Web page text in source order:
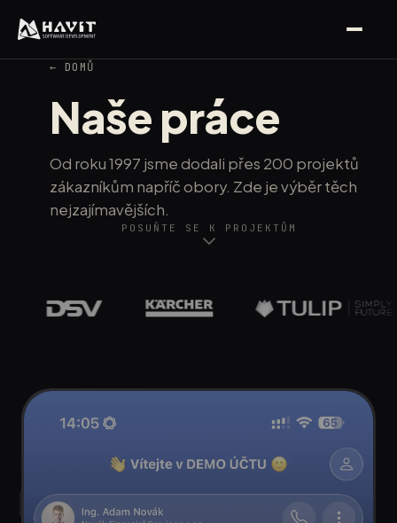
← DOMŮ
Naše práce
Od roku 1997 jsme dodali přes 200 projektů
zákazníkům napříč obory. Zde je výběr těch
nejzajímavějších.
POSUŇTE SE K PROJEKTŮM